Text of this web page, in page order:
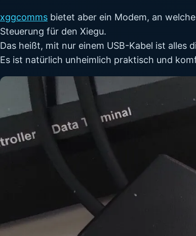
xggcomms bietet aber ein Modem, an
Steuerung für den Xiegu.
Das heißt, mit nur einem USB-Kabel ist alles
Es ist natürlich unheimlich praktisch und